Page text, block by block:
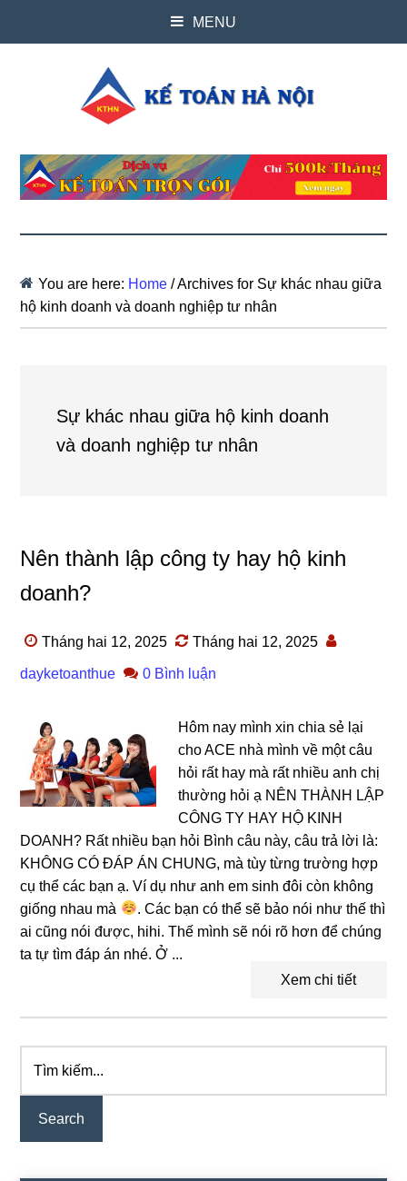
MENU
You are here: Home /Archives for Sự khác nhau giữa
hộ kinh doanh và doanh nghiệp tư nhân
Sự khác nhau giữa hộ kinh doanh
và doanh nghiệp tư nhân
Nên thành lập công ty hay hộ kinh
doanh?
Tháng hai 12, 2025 Tháng hai 12, 2025
dayketoanthue 0 Bình luận
Hôm nay mình xin chia sẻ lại
cho ACE nhà mình về một câu
hỏi rất hay mà rất nhiều anh chị
thường hỏi ạ NÊN THÀNH LẬP
CÔNG TY HAY HỘ KINH
DOANH? Rất nhiều bạn hỏi Bình câu này, câu trả lời là:
KHÔNG CÓ ĐÁP ÁN CHUNG, mà tùy từng trường hợp
cụ thể các bạn ạ. Ví dụ như anh em sinh đôi còn không
giống nhau mà
. Các bạn có thể sẽ bảo nói như thế thì
ai cũng nói được, hihi. Thế mình sẽ nói rõ hơn để chúng
ta tự tìm đáp án nhé. Ở ...
Xem chi tiết
Primary
Sidebar
kiếm...